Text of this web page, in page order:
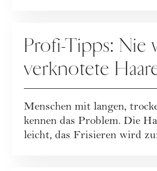
Profi-Tipps: Nie
verknotete
Menschen mit langen,
kennen das Problem. Die
leicht, das Frisieren wird